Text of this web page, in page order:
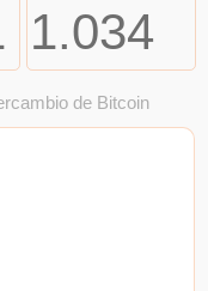
1.034
de Bitcoin